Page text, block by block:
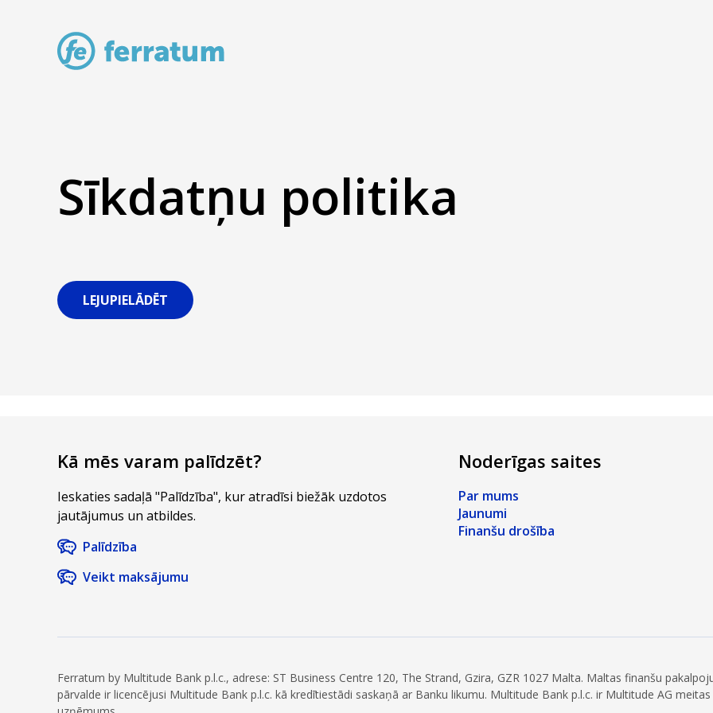
Sīkdatņu politika
LEJUPIELĀDĒT
Kā mēs varam palīdzēt?
Ieskaties sadaļā "Palīdzība", kur atradīsi biežāk uzdotos
jautājumus un atbildes.
Palīdzība
Veikt maksājumu
Noderīgas saites
Par mums
Jaunumi
Finanšu drošība
Ferratum by Multitude Bank p.l.c., adrese: ST Business Centre 120, The Strand, Gzira, GZR 1027 Malta. Maltas finanšu
pārvalde ir licencējusi Multitude Bank p.l.c. kā kredītiestādi saskaņā ar Banku likumu. Multitude Bank p.l.c. ir Multitude AG meitas